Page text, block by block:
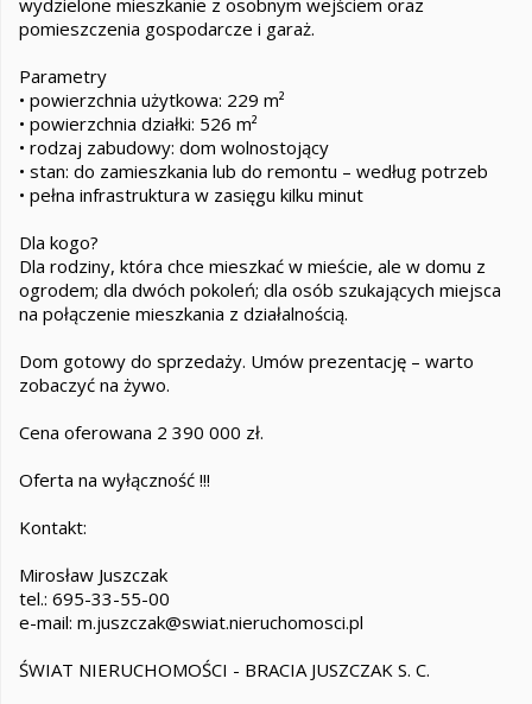
wydzielone mieszkanie z osobnym wejściem oraz
pomieszczenia gospodarcze i garaż.
Parametry
• powierzchnia użytkowa: 229 m²
• powierzchnia działki: 526 m²
• rodzaj zabudowy: dom wolnostojący
• stan: do zamieszkania lub do remontu – według potrzeb
• pełna infrastruktura w zasięgu kilku minut
Dla kogo?
Dla rodziny, która chce mieszkać w mieście, ale w domu z
ogrodem; dla dwóch pokoleń; dla osób szukających miejsca
na połączenie mieszkania z działalnością.
Dom gotowy do sprzedaży. Umów prezentację – warto
zobaczyć na żywo.
Cena oferowana 2 390 000 zł.
Oferta na wyłączność !!!
Kontakt:
Mirosław Juszczak
tel.: 695-33-55-00
e-mail: m.juszczak@swiat.nieruchomosci.pl
ŚWIAT NIERUCHOMOŚCI - BRACIA JUSZCZAK S. C.